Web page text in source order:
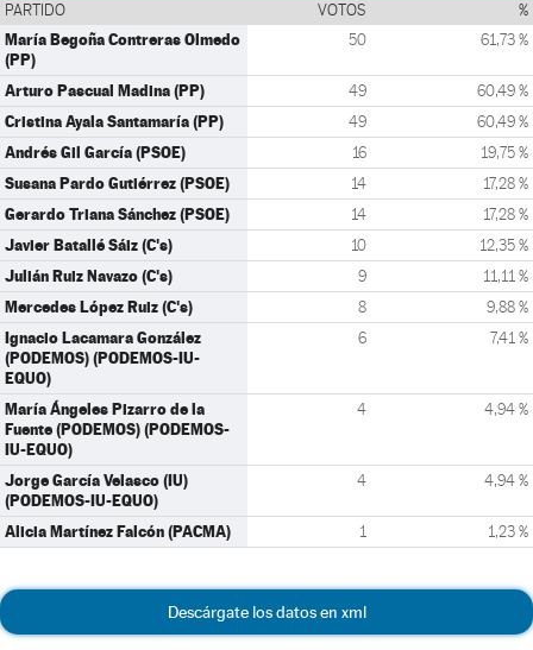
PARTIDO VOTOS %
María Begoña Contreras Olmedo
(PP)
50 61,73 %
Arturo Pascual Madina (PP) 49 60,49 %
Cristina Ayala Santamaría (PP) 49 60,49 %
Andrés Gil García (PSOE) 16 19,75 %
Susana Pardo Gutiérrez (PSOE) 14 17,28 %
Gerardo Triana Sánchez (PSOE) 14 17,28 %
Javier Batallé Sáiz (C's) 10 12,35 %
Julián Ruiz Navazo (C's) 9 11,11 %
Mercedes López Ruiz (C's) 8 9,88 %
Ignacio Lacamara González
(PODEMOS) (PODEMOS-IU-
EQUO)
6 7,41 %
María Ángeles Pizarro de la
Fuente (PODEMOS) (PODEMOS-
IU-EQUO)
4 4,94 %
Jorge García Velasco (IU)
(PODEMOS-IU-EQUO)
4 4,94 %
Alicia Martínez Falcón (PACMA) 1 1,23 %
Descárgate los datos en xml